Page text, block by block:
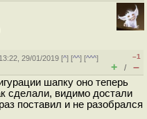
29/01/2019 [^] [^^] [^^^]
–1
+ / –
шапку оно теперь
сделали, видимо достали
поставил и не разобрался